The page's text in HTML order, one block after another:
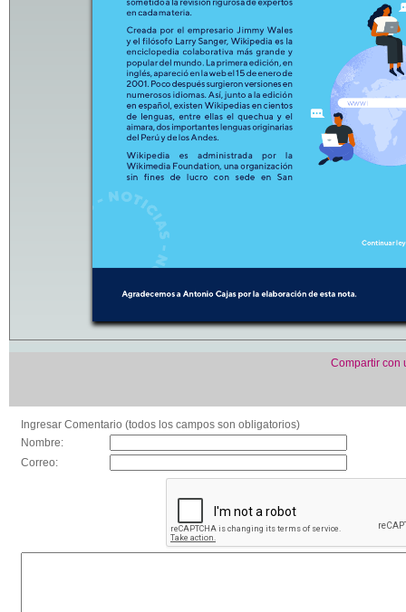
Compartir con
Ingresar Comentario (todos los campos son obligatorios)
Nombre:
Correo: